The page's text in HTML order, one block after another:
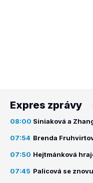
Expres zprávy
08:00 Siniaková a
07:54 Brenda
07:50 Hejtmánková
07:45 Palicová se